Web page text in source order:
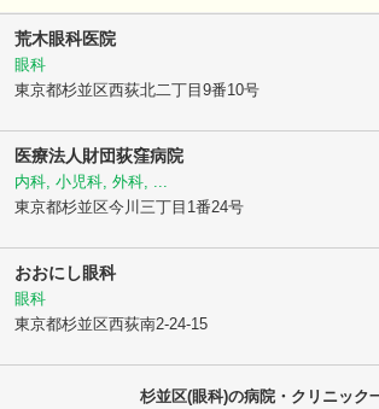
荒木眼科医院
眼科
東京都杉並区西荻北二丁目9番10号
医療法人財団荻窪病院
内科, 小児科, 外科, ...
東京都杉並区今川三丁目1番24号
おおにし眼科
眼科
東京都杉並区西荻南2-24-15
杉並区(眼科)の病院・クリニック